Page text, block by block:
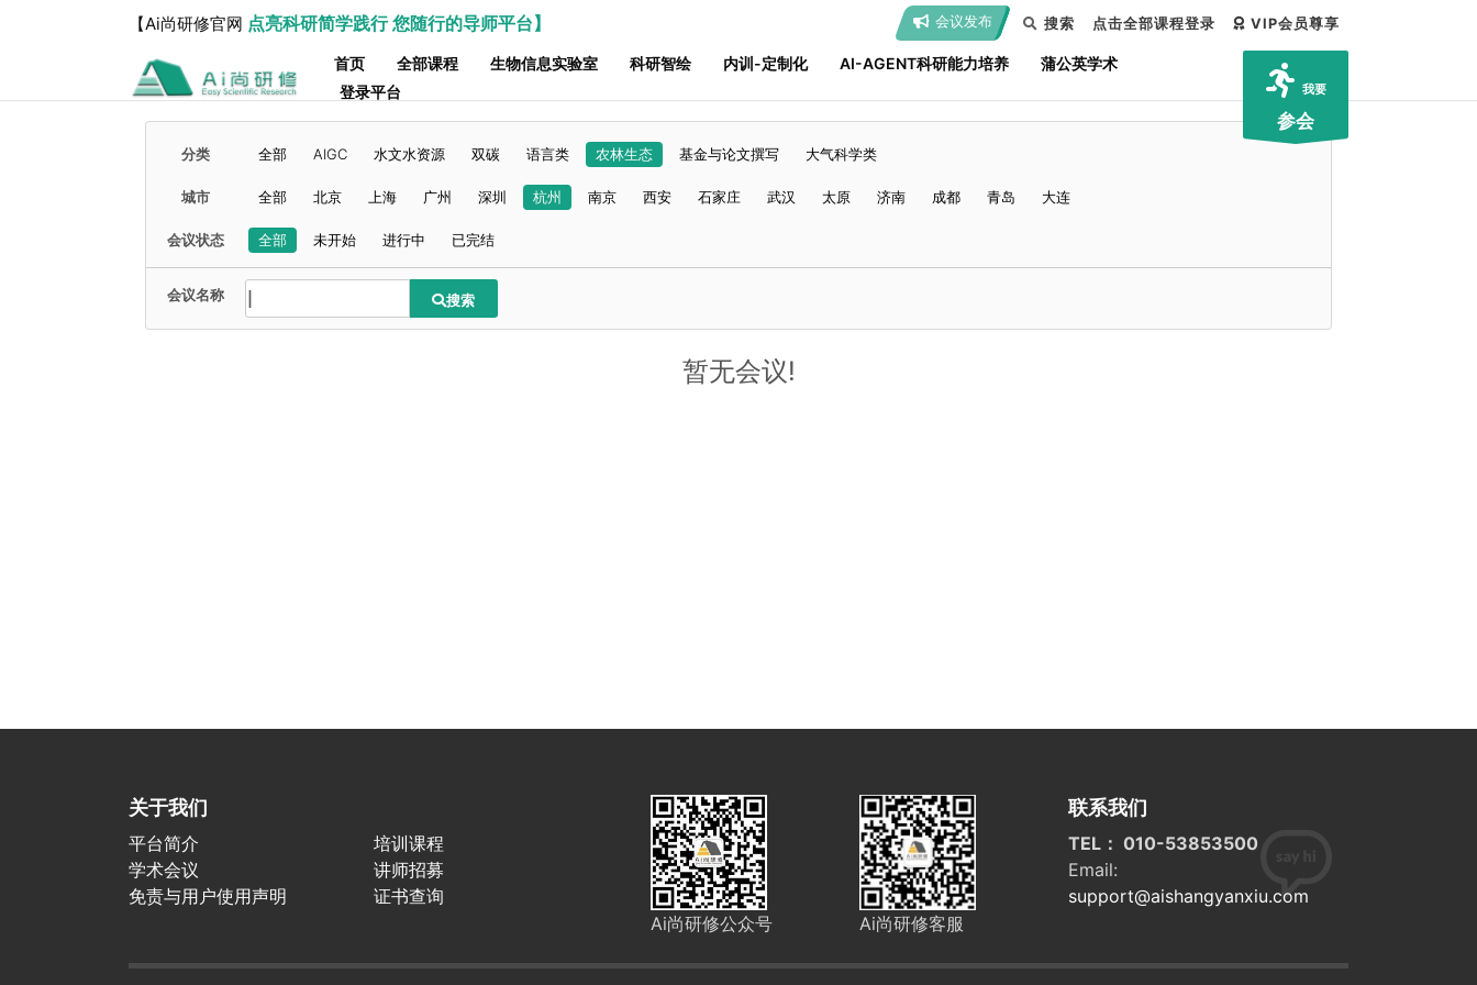
【Ai尚研修官网 点亮科研简学践行 您随行的导师平台】 会议发布 搜索 点击全部课程登录 VIP会员尊享
首页 全部课程 生物信息实验室 科研智绘 内训-定制化 AI-AGENT科研能力培养
蒲公英学术
登录平台
我要
参会
分类 全部 AIGC 水文水资源 双碳 语言类 农林生态 基金与论文撰写 大气科学类
城市 全部 北京 上海 广州 深圳 杭州 南京 西安 石家庄 武汉 太原 济南 成都 青岛 大连
会议状态 全部 未开始 进行中 已完结
会议名称 搜索
暂无会议!
关于我们
平台简介
培训课程
学术会议
讲师招募
免责与用户使用声明
证书查询
Ai尚研修公众号
Ai尚研修客服
联系我们
TEL： 010-53853500
Email:
support@aishangyanxiu.com